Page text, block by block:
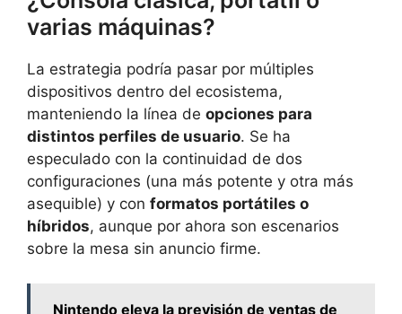
varias máquinas?
La estrategia podría pasar por múltiples
dispositivos dentro del ecosistema,
manteniendo la línea de opciones para
distintos perfiles de usuario. Se ha
especulado con la continuidad de dos
configuraciones (una más potente y otra más
asequible) y con formatos portátiles o
híbridos, aunque por ahora son escenarios
sobre la mesa sin anuncio firme.
Nintendo eleva la previsión de ventas de